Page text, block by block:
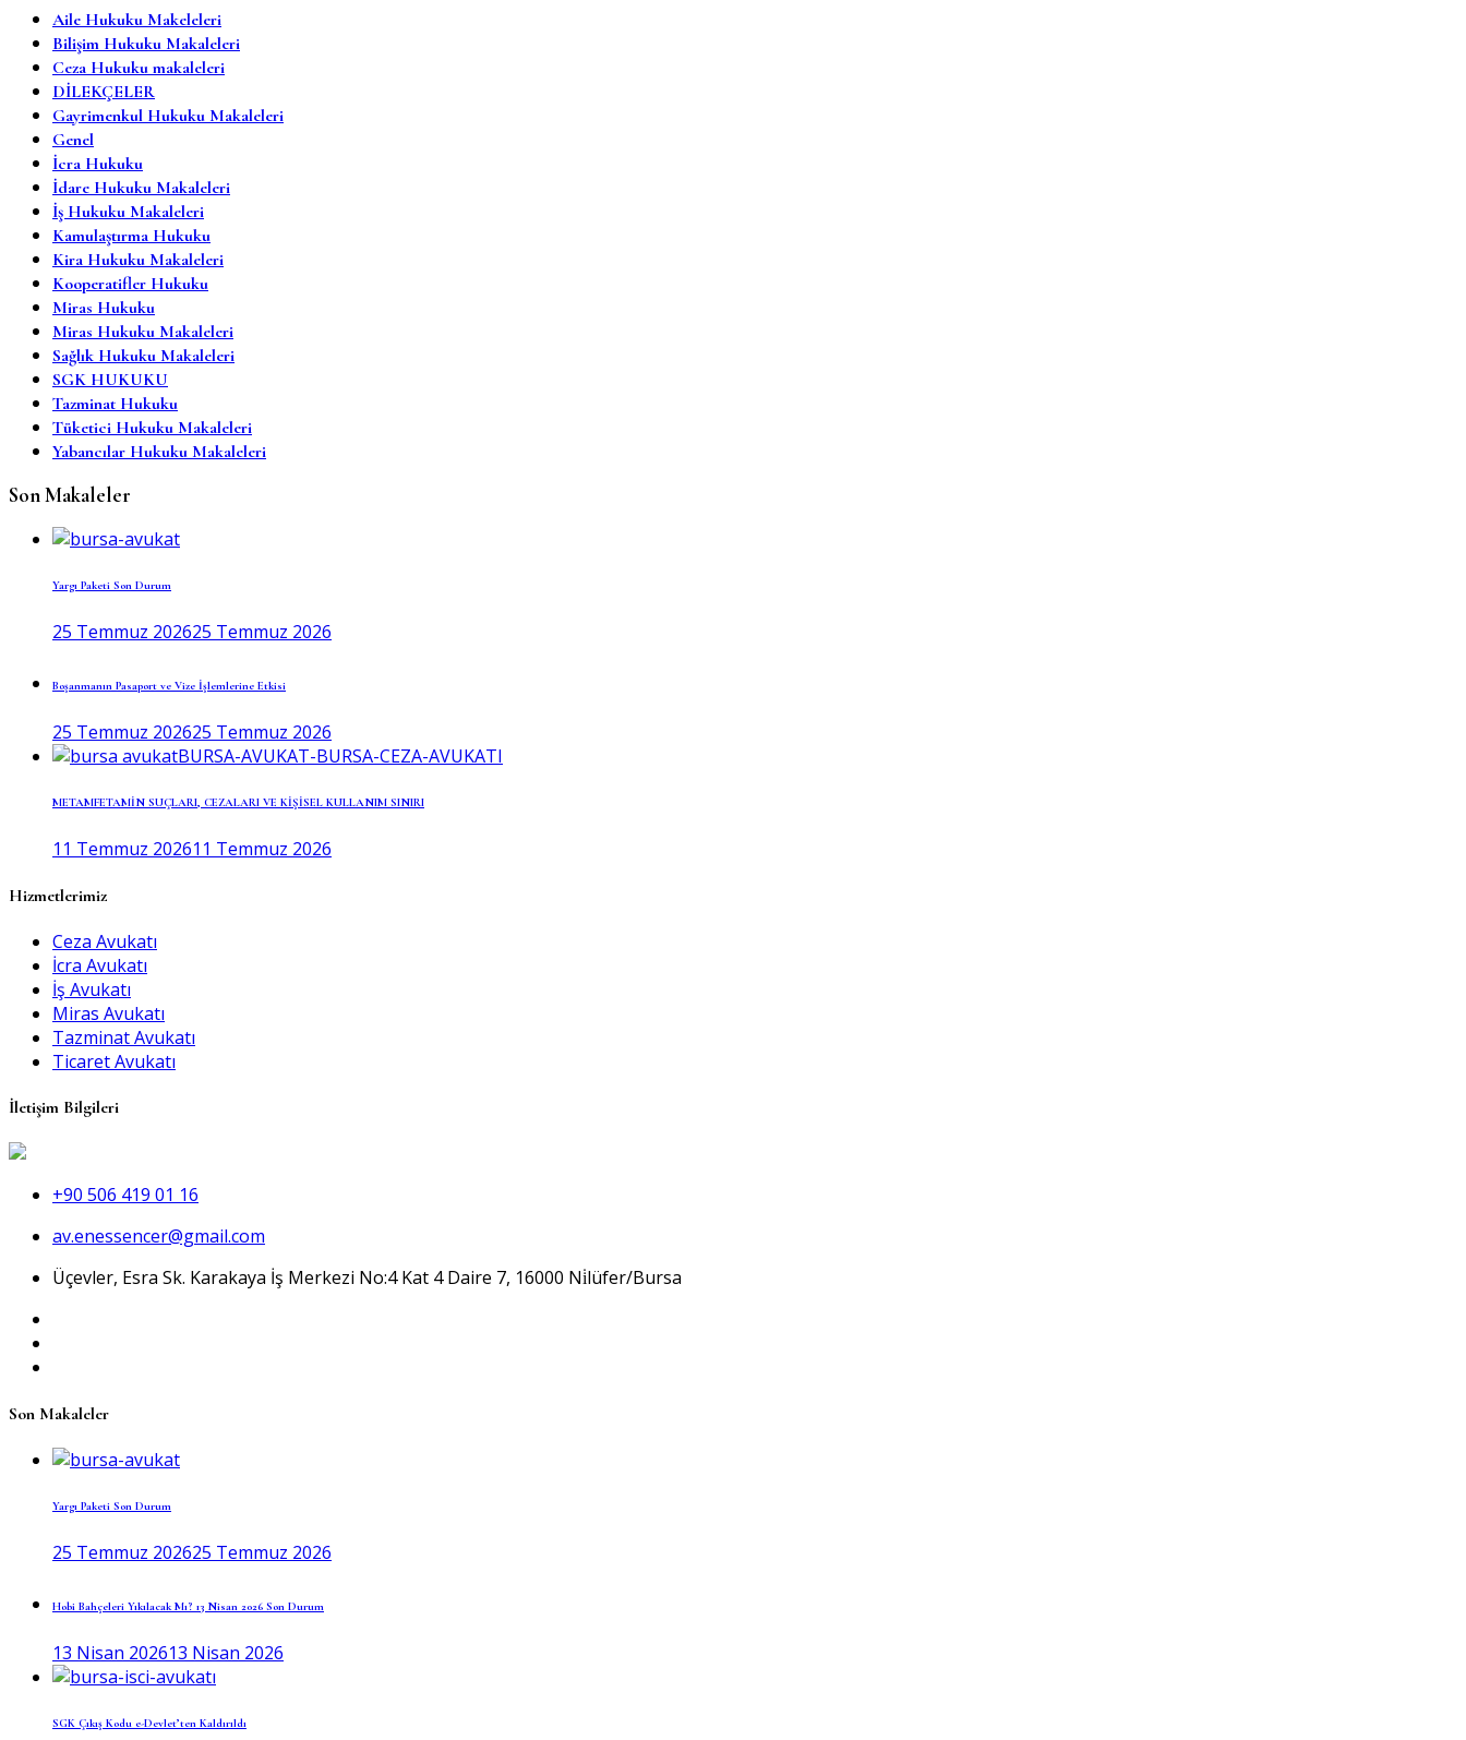
Aile Hukuku Makeleleri
Bilişim Hukuku Makaleleri
Ceza Hukuku makaleleri
DİLEKÇELER
Gayrimenkul Hukuku Makaleleri
Genel
İcra Hukuku
İdare Hukuku Makaleleri
İş Hukuku Makaleleri
Kamulaştırma Hukuku
Kira Hukuku Makaleleri
Kooperatifler Hukuku
Miras Hukuku
Miras Hukuku Makaleleri
Sağlık Hukuku Makaleleri
SGK HUKUKU
Tazminat Hukuku
Tüketici Hukuku Makaleleri
Yabancılar Hukuku Makaleleri
Son Makaleler
Yargı Paketi Son Durum
25 Temmuz 202625 Temmuz 2026
Boşanmanın Pasaport ve Vize İşlemlerine Etkisi
25 Temmuz 202625 Temmuz 2026
METAMFETAMİN SUÇLARI, CEZALARI VE KİŞİSEL KULLANIM SINIRI
11 Temmuz 202611 Temmuz 2026
Hizmetlerimiz
Ceza Avukatı
İcra Avukatı
İş Avukatı
Miras Avukatı
Tazminat Avukatı
Ticaret Avukatı
İletişim Bilgileri
+90 506 419 01 16
av.enessencer@gmail.com
Üçevler, Esra Sk. Karakaya İş Merkezi No:4 Kat 4 Daire 7, 16000 Ni̇lüfer/Bursa
Son Makaleler
Yargı Paketi Son Durum
25 Temmuz 202625 Temmuz 2026
Hobi Bahçeleri Yıkılacak Mı? 13 Nisan 2026 Son Durum
13 Nisan 202613 Nisan 2026
SGK Çıkış Kodu e-Devlet’ten Kaldırıldı